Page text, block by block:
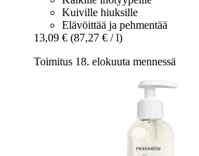
Kuiville hiuksille
Elävöittää ja pehmentää
13,09 € (87,27 € / l)
Toimitus 18. elokuuta mennessä